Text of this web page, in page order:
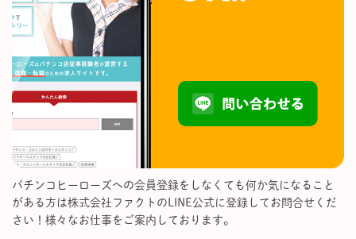
パチンコヒーローズへの会員登録をしなくても何か気になること
がある方は株式会社ファクトのLINE公式に登録してお問合せくだ
さい！様々なお仕事をご案内しております。